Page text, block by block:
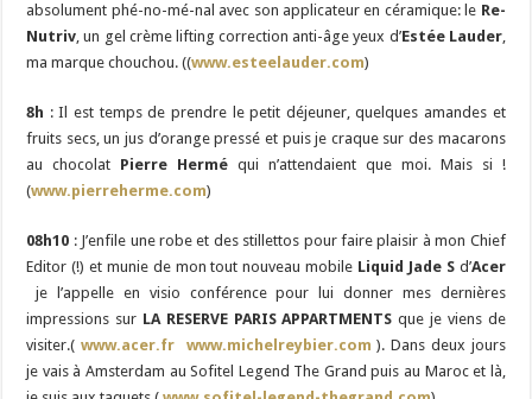
absolument phé-no-mé-nal avec son applicateur en céramique: le Re-
Nutriv, un gel crème lifting correction anti-âge yeux d’Estée Lauder,
ma marque chouchou. ((www.esteelauder.com)
8h : Il est temps de prendre le petit déjeuner, quelques amandes et
fruits secs, un jus d’orange pressé et puis je craque sur des macarons
au chocolat Pierre Hermé qui n’attendaient que moi. Mais si !
(www.pierreherme.com)
08h10 : J’enfile une robe et des stillettos pour faire plaisir à mon Chief
Editor (!) et munie de mon tout nouveau mobile Liquid Jade S d’Acer
je l’appelle en visio conférence pour lui donner mes dernières
impressions sur LA RESERVE PARIS APPARTMENTS que je viens de
visiter.(www.acer.fr www.michelreybier.com ). Dans deux jours
je vais à Amsterdam au Sofitel Legend The Grand puis au Maroc et là,